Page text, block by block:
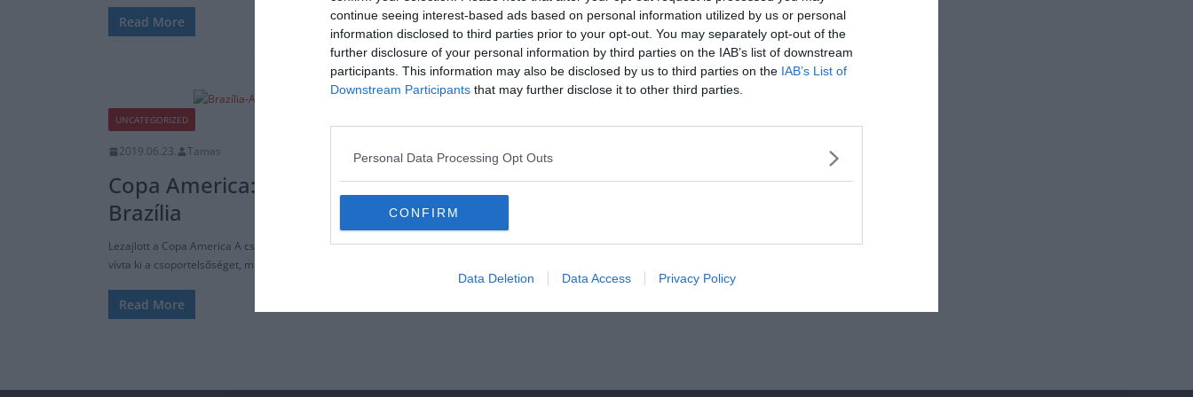
continue seeing interest-based ads based on personal information utilized by us or personal
information disclosed to third parties prior to your opt-out. You may separately opt-out of the
further disclosure of your personal information by third parties on the IAB’s list of downstream
participants. This information may also be disclosed by us to third parties on the IAB’s List of
Downstream Participants that may further disclose it to other third parties.
Personal Data Processing Opt Outs
CONFIRM
Data Deletion Data Access Privacy Policy
Read More
UNCATEGORIZED
2019.06.23. Tamas
Copa America: Bolívia – Venezuela, Peru –
Brazília
Lezajlott a Copa America A csoportjának 3. fordulója is. Brazília lehengerlő győzelemmel
vívta ki a csoportelsőséget, míg Venezuela győzelmével biztos
Read More